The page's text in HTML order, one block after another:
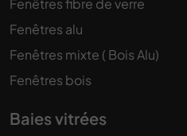
Fenêtres fibre de verre
Fenêtres alu
Fenêtres mixte ( Bois Alu)
Fenêtres bois
Baies vitrées